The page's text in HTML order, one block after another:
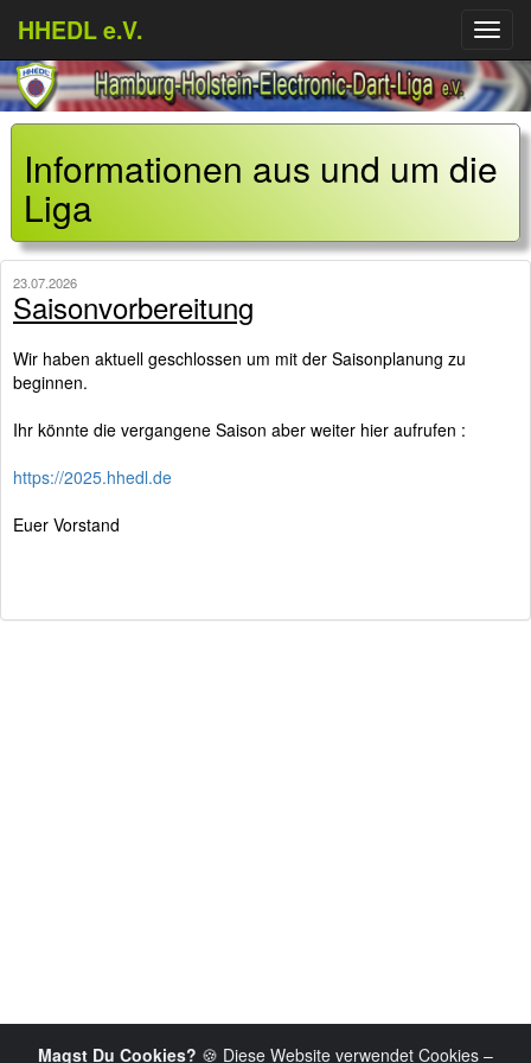
HHEDL e.V.
Menü
Informationen aus und um die
Liga
23.07.2026
Saisonvorbereitung
Wir haben aktuell geschlossen um mit der Saisonplanung zu
beginnen.
Ihr könnte die vergangene Saison aber weiter hier aufrufen :
https://2025.hhedl.de
Euer Vorstand
Magst Du Cookies? 🍪 Diese Website verwendet Cookies –